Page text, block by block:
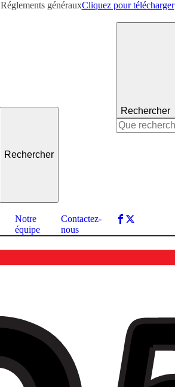
Réglements générauxCliquez pour télécharger
Notre
équipe
Contactez-
nous
Rechercher
Rechercher :